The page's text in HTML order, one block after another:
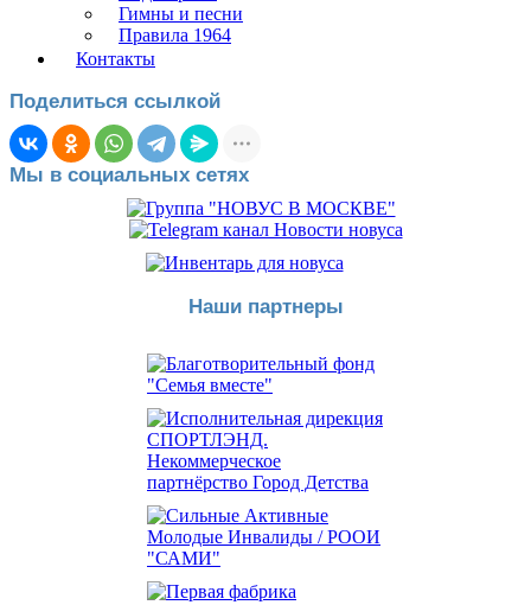
Гимны и песни
Правила 1964
Контакты
Поделиться ссылкой
Мы в социальных сетях
Наши партнеры